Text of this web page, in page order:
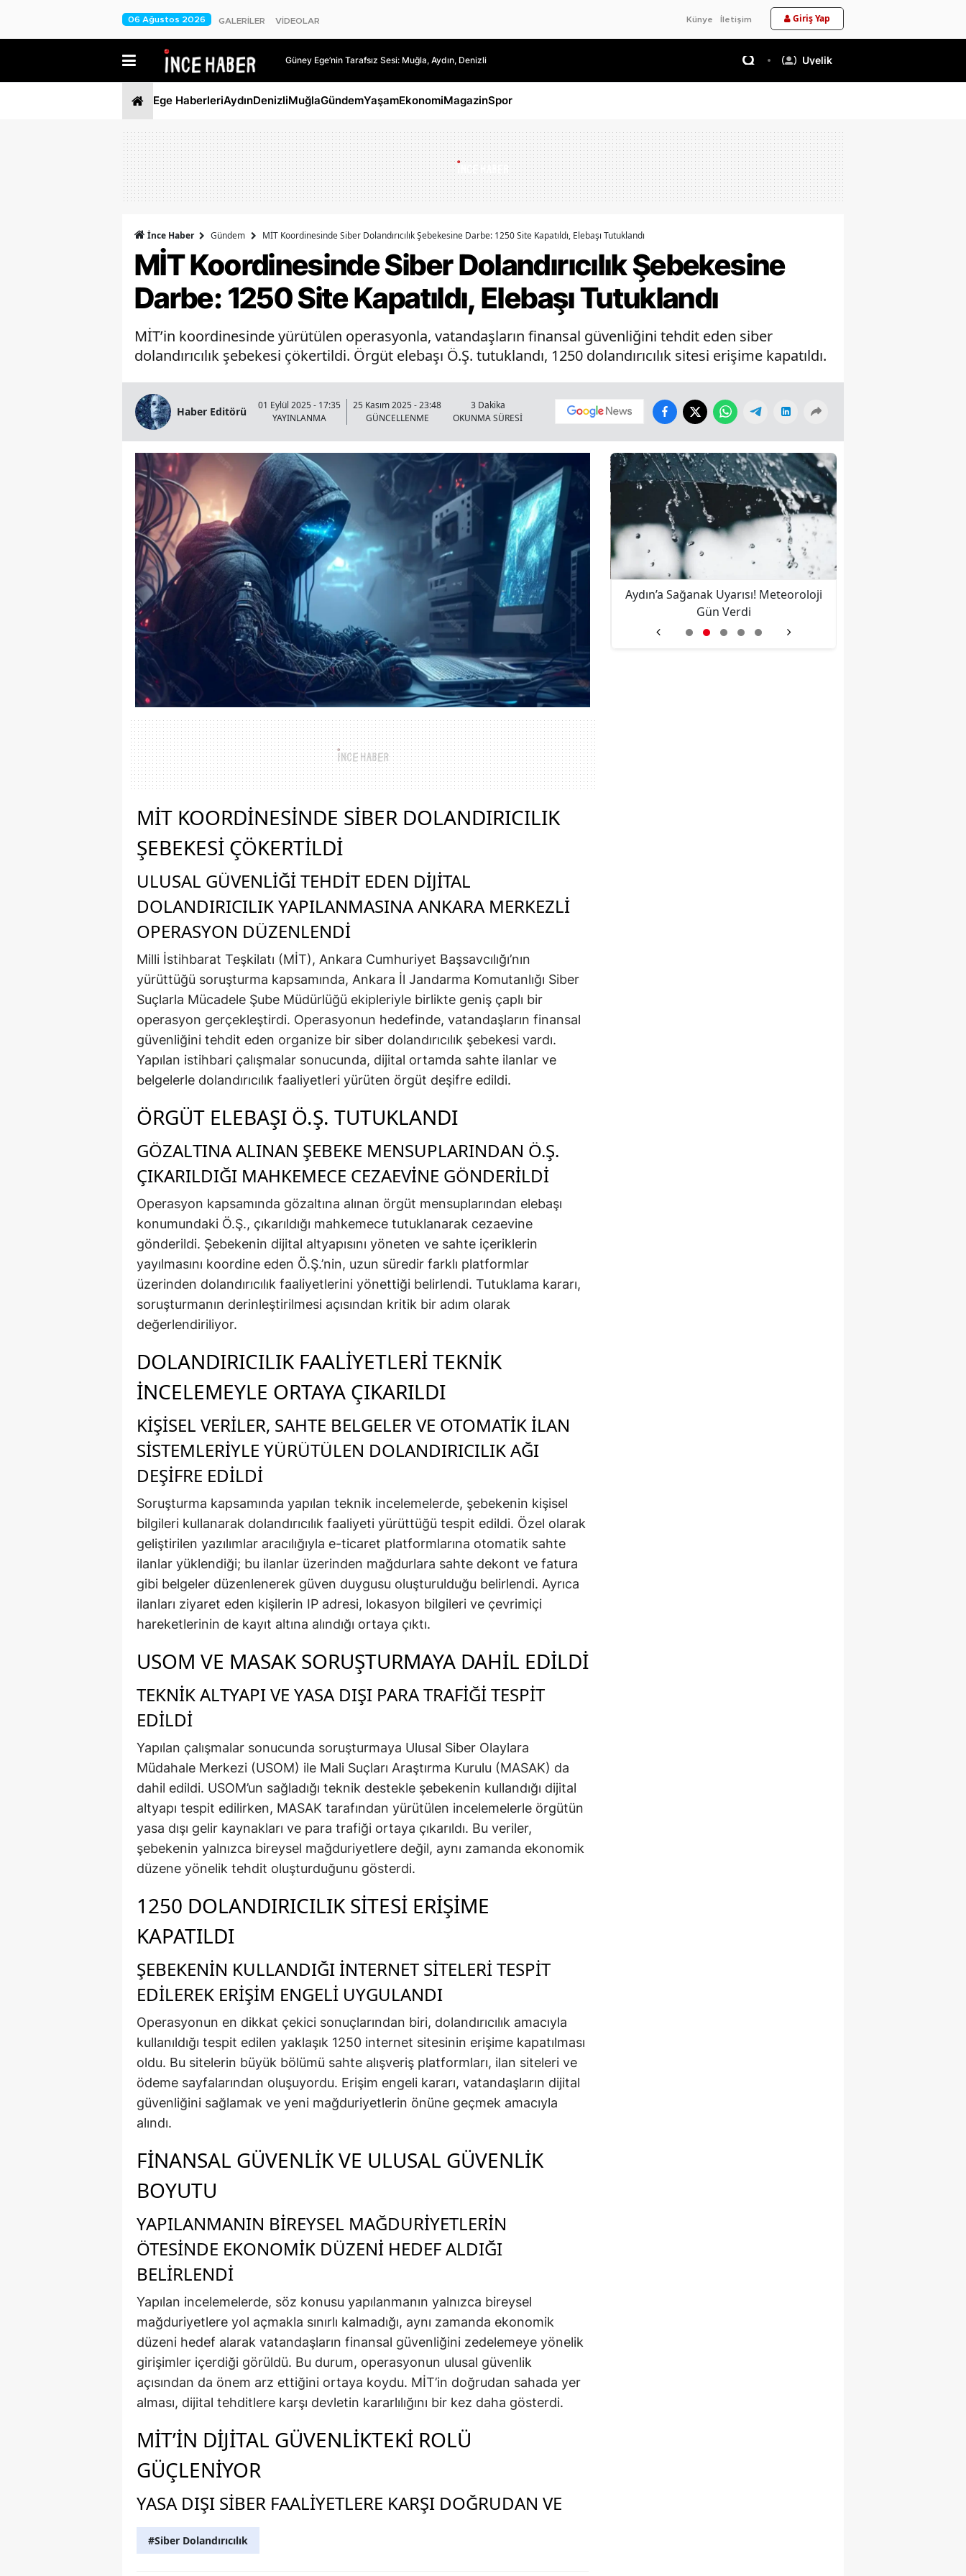
06 Ağustos 2026 GALERİLER VİDEOLAR Künye İletişim Giriş Yap
Güney Ege’nin Tarafsız Sesi: Muğla, Aydın, Denizli Üyelik
Ege HaberleriAydınDenizliMuğlaGündemYaşamEkonomiMagazinSpor
İnce Haber Gündem MİT Koordinesinde Siber Dolandırıcılık Şebekesine Darbe: 1250 Site Kapatıldı, Elebaşı Tutuklandı
MİT Koordinesinde Siber Dolandırıcılık Şebekesine
Darbe: 1250 Site Kapatıldı, Elebaşı Tutuklandı
MİT’in koordinesinde yürütülen operasyonla, vatandaşların finansal güvenliğini tehdit eden siber
dolandırıcılık şebekesi çökertildi. Örgüt elebaşı Ö.Ş. tutuklandı, 1250 dolandırıcılık sitesi erişime kapatıldı.
Haber Editörü
01 Eylül 2025 - 17:35
YAYINLANMA
25 Kasım 2025 - 23:48
GÜNCELLENME
3 Dakika
OKUNMA SÜRESİ
MİT KOORDINESINDE SIBER DOLANDIRICILIK
ŞEBEKESI ÇÖKERTILDI
ULUSAL GÜVENLIĞI TEHDIT EDEN DIJITAL
DOLANDIRICILIK YAPILANMASINA ANKARA MERKEZLI
OPERASYON DÜZENLENDI
Milli İstihbarat Teşkilatı (MİT), Ankara Cumhuriyet Başsavcılığı’nın
yürüttüğü soruşturma kapsamında, Ankara İl Jandarma Komutanlığı Siber
Suçlarla Mücadele Şube Müdürlüğü ekipleriyle birlikte geniş çaplı bir
operasyon gerçekleştirdi. Operasyonun hedefinde, vatandaşların finansal
güvenliğini tehdit eden organize bir siber dolandırıcılık şebekesi vardı.
Yapılan istihbari çalışmalar sonucunda, dijital ortamda sahte ilanlar ve
belgelerle dolandırıcılık faaliyetleri yürüten örgüt deşifre edildi.
ÖRGÜT ELEBAŞI Ö.Ş. TUTUKLANDI
GÖZALTINA ALINAN ŞEBEKE MENSUPLARINDAN Ö.Ş.
ÇIKARILDIĞI MAHKEMECE CEZAEVINE GÖNDERILDI
Operasyon kapsamında gözaltına alınan örgüt mensuplarından elebaşı
konumundaki Ö.Ş., çıkarıldığı mahkemece tutuklanarak cezaevine
gönderildi. Şebekenin dijital altyapısını yöneten ve sahte içeriklerin
yayılmasını koordine eden Ö.Ş.’nin, uzun süredir farklı platformlar
üzerinden dolandırıcılık faaliyetlerini yönettiği belirlendi. Tutuklama kararı,
soruşturmanın derinleştirilmesi açısından kritik bir adım olarak
değerlendiriliyor.
DOLANDIRICILIK FAALIYETLERI TEKNIK
İNCELEMEYLE ORTAYA ÇIKARILDI
KIŞISEL VERILER, SAHTE BELGELER VE OTOMATIK ILAN
SISTEMLERIYLE YÜRÜTÜLEN DOLANDIRICILIK AĞI
DEŞIFRE EDILDI
Soruşturma kapsamında yapılan teknik incelemelerde, şebekenin kişisel
bilgileri kullanarak dolandırıcılık faaliyeti yürüttüğü tespit edildi. Özel olarak
geliştirilen yazılımlar aracılığıyla e-ticaret platformlarına otomatik sahte
ilanlar yüklendiği; bu ilanlar üzerinden mağdurlara sahte dekont ve fatura
gibi belgeler düzenlenerek güven duygusu oluşturulduğu belirlendi. Ayrıca
ilanları ziyaret eden kişilerin IP adresi, lokasyon bilgileri ve çevrimiçi
hareketlerinin de kayıt altına alındığı ortaya çıktı.
USOM VE MASAK SORUŞTURMAYA DAHIL EDILDI
TEKNIK ALTYAPI VE YASA DIŞI PARA TRAFIĞI TESPIT
EDILDI
Yapılan çalışmalar sonucunda soruşturmaya Ulusal Siber Olaylara
Müdahale Merkezi (USOM) ile Mali Suçları Araştırma Kurulu (MASAK) da
dahil edildi. USOM’un sağladığı teknik destekle şebekenin kullandığı dijital
altyapı tespit edilirken, MASAK tarafından yürütülen incelemelerle örgütün
yasa dışı gelir kaynakları ve para trafiği ortaya çıkarıldı. Bu veriler,
şebekenin yalnızca bireysel mağduriyetlere değil, aynı zamanda ekonomik
düzene yönelik tehdit oluşturduğunu gösterdi.
1250 DOLANDIRICILIK SITESI ERIŞIME
KAPATILDI
ŞEBEKENIN KULLANDIĞI INTERNET SITELERI TESPIT
EDILEREK ERIŞIM ENGELI UYGULANDI
Operasyonun en dikkat çekici sonuçlarından biri, dolandırıcılık amacıyla
kullanıldığı tespit edilen yaklaşık 1250 internet sitesinin erişime kapatılması
oldu. Bu sitelerin büyük bölümü sahte alışveriş platformları, ilan siteleri ve
ödeme sayfalarından oluşuyordu. Erişim engeli kararı, vatandaşların dijital
güvenliğini sağlamak ve yeni mağduriyetlerin önüne geçmek amacıyla
alındı.
FINANSAL GÜVENLIK VE ULUSAL GÜVENLIK
BOYUTU
YAPILANMANIN BIREYSEL MAĞDURIYETLERIN
ÖTESINDE EKONOMIK DÜZENI HEDEF ALDIĞI
BELIRLENDI
Yapılan incelemelerde, söz konusu yapılanmanın yalnızca bireysel
mağduriyetlere yol açmakla sınırlı kalmadığı, aynı zamanda ekonomik
düzeni hedef alarak vatandaşların finansal güvenliğini zedelemeye yönelik
girişimler içerdiği görüldü. Bu durum, operasyonun ulusal güvenlik
açısından da önem arz ettiğini ortaya koydu. MİT’in doğrudan sahada yer
alması, dijital tehditlere karşı devletin kararlılığını bir kez daha gösterdi.
MİT’IN DIJITAL GÜVENLIKTEKI ROLÜ
GÜÇLENIYOR
YASA DIŞI SIBER FAALIYETLERE KARŞI DOĞRUDAN VE
#Siber Dolandırıcılık
Çivril Gümüşsu'da Feci Çarpışma! 4
Yaralı Var
Buldan Karayolunda Korkutan Kaza!
Yağış Yolu Kayganlaştırdı
Aydın’a Sağanak Uyarısı! Meteoroloji
Gün Verdi